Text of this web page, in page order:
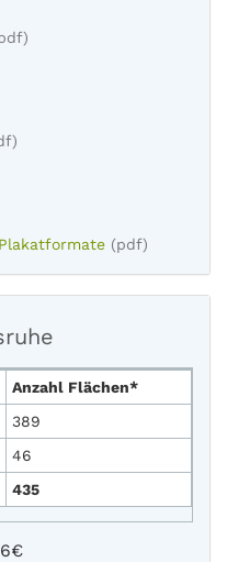
(pdf)
Anzahl Flächen*
389
46
435